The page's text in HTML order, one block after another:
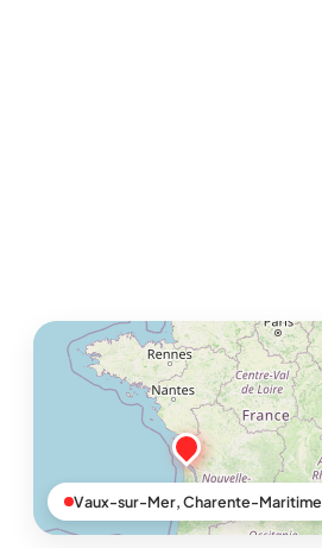
Vaux-sur-Mer, Charente-Maritime